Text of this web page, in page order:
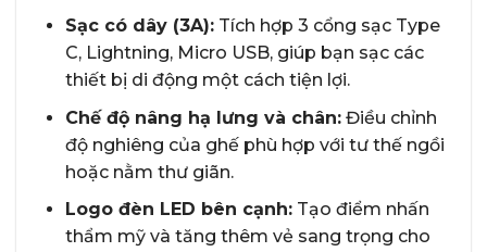
Sạc có dây (3A):Tích hợp 3 cổng sạc Type
C, Lightning, Micro USB, giúp bạn sạc các
thiết bị di động một cách tiện lợi.
Chế độ nâng hạ lưng và chân:Điều chỉnh
độ nghiêng của ghế phù hợp với tư thế ngồi
hoặc nằm thư giãn.
Logo đèn LED bên cạnh:Tạo điểm nhấn
thẩm mỹ và tăng thêm vẻ sang trọng cho